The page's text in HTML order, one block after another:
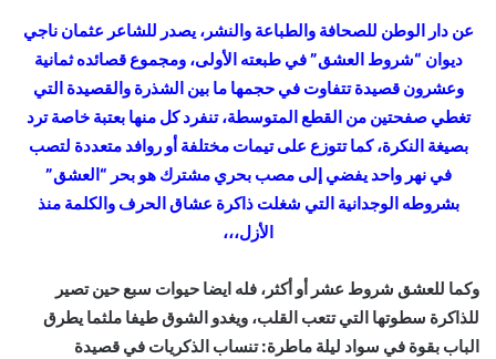
عن دار الوطن للصحافة والطباعة والنشر، يصدر للشاعر عثمان ناجي
ديوان “شروط العشق” في طبعته الأولى، ومجموع قصائده ثمانية
وعشرون قصيدة تتفاوت في حجمها ما بين الشذرة والقصيدة التي
تغطي صفحتين من القطع المتوسطة، تنفرد كل منها بعتبة خاصة ترد
بصيغة النكرة، كما تتوزع على تيمات مختلفة أو روافد متعددة لتصب
في نهر واحد يفضي إلى مصب بحري مشترك هو بحر “العشق”
بشروطه الوجدانية التي شغلت ذاكرة عشاق الحرف والكلمة منذ
الأزل،،،
وكما للعشق شروط عشر أو أكثر، فله ايضا حيوات سبع حين تصير
للذاكرة سطوتها التي تتعب القلب، ويغدو الشوق طيفا ملثما يطرق
الباب بقوة في سواد ليلة ماطرة: تنساب الذكريات في قصيدة